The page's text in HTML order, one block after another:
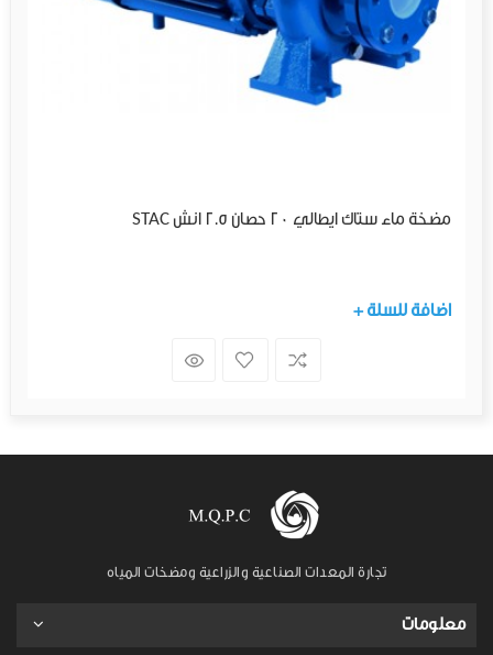
مضخة ماء ستاك ايطالي 20 حصان 2.5 انش STAC
+ اضافة للسلة
تجارة المعدات الصناعية والزراعية ومضخات المياه
معلومات